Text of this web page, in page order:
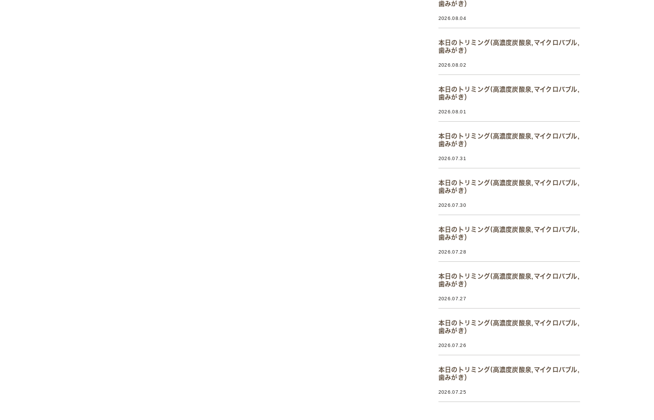
歯みがき）
2026.08.04
本日のトリミング(高濃度炭酸泉,マイクロバブル,
歯みがき）
2026.08.02
本日のトリミング(高濃度炭酸泉,マイクロバブル,
歯みがき）
2026.08.01
本日のトリミング(高濃度炭酸泉,マイクロバブル,
歯みがき）
2026.07.31
本日のトリミング(高濃度炭酸泉,マイクロバブル,
歯みがき）
2026.07.30
本日のトリミング(高濃度炭酸泉,マイクロバブル,
歯みがき）
2026.07.28
本日のトリミング(高濃度炭酸泉,マイクロバブル,
歯みがき）
2026.07.27
本日のトリミング(高濃度炭酸泉,マイクロバブル,
歯みがき）
2026.07.26
本日のトリミング(高濃度炭酸泉,マイクロバブル,
歯みがき）
2026.07.25